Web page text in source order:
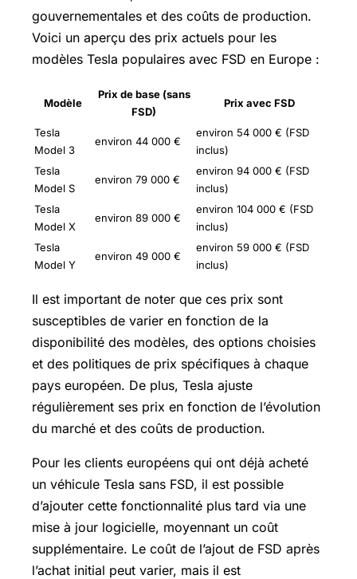
gouvernementales et des coûts de production.
Voici un aperçu des prix actuels pour les
modèles Tesla populaires avec FSD en Europe :
Modèle
Prix de base (sans
FSD)
Prix avec FSD
Tesla
Model 3
environ 44 000 €
environ 54 000 € (FSD
inclus)
Tesla
Model S
environ 79 000 €
environ 94 000 € (FSD
inclus)
Tesla
Model X
environ 89 000 €
environ 104 000 € (FSD
inclus)
Tesla
Model Y
environ 49 000 €
environ 59 000 € (FSD
inclus)
Il est important de noter que ces prix sont
susceptibles de varier en fonction de la
disponibilité des modèles, des options choisies
et des politiques de prix spécifiques à chaque
pays européen. De plus, Tesla ajuste
régulièrement ses prix en fonction de l’évolution
du marché et des coûts de production.
Pour les clients européens qui ont déjà acheté
un véhicule Tesla sans FSD, il est possible
d’ajouter cette fonctionnalité plus tard via une
mise à jour logicielle, moyennant un coût
supplémentaire. Le coût de l’ajout de FSD après
l’achat initial peut varier, mais il est